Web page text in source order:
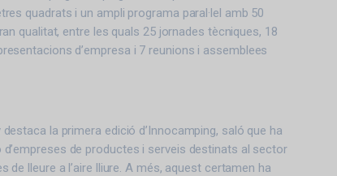
quadrats i un ampli programa paral·lel amb 50
qualitat, entre les quals 25 jornades tècniques, 18
d’empresa i 7 reunions i assemblees
la primera edició d’Innocamping, saló que ha
de productes i serveis destinats al sector
de lleure a l’aire lliure. A més, aquest certamen ha